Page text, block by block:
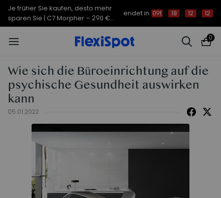
Je früher Sie kaufen, desto mehr
sparen Sie | C7 Morpher – 290 €
Rabatt
endet in 09t : 18 : 12 : 11
0
Wie sich die Büroeinrichtung auf die
psychische Gesundheit auswirken
kann
05.01.2022